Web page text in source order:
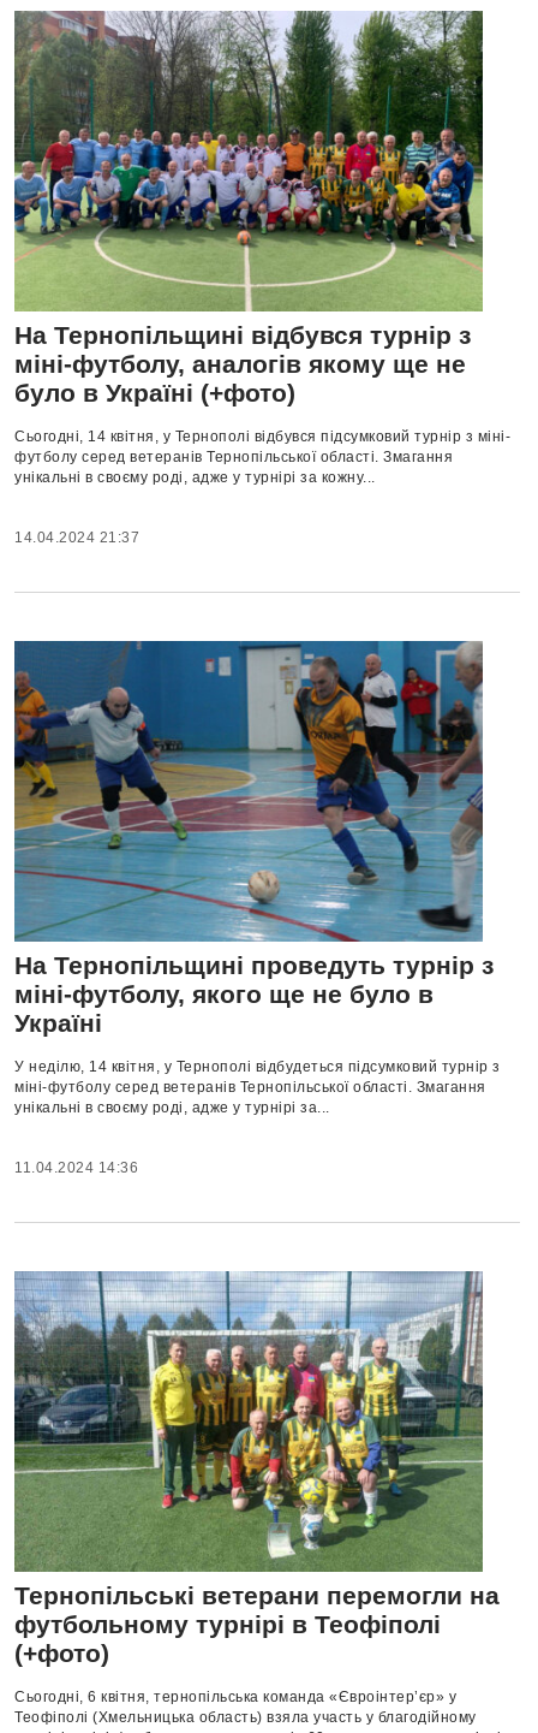
На Тернопільщині відбувся турнір з
міні-футболу, аналогів якому ще не
було в Україні (+фото)
Сьогодні, 14 квітня, у Тернополі відбувся підсумковий турнір з міні-
футболу серед ветеранів Тернопільської області. Змагання
унікальні в своєму роді, адже у турнірі за кожну...
14.04.2024 21:37
На Тернопільщині проведуть турнір з
міні-футболу, якого ще не було в
Україні
У неділю, 14 квітня, у Тернополі відбудеться підсумковий турнір з
міні-футболу серед ветеранів Тернопільської області. Змагання
унікальні в своєму роді, адже у турнірі за...
11.04.2024 14:36
Тернопільські ветерани перемогли на
футбольному турнірі в Теофіполі
(+фото)
Сьогодні, 6 квітня, тернопільська команда «Євроінтер’єр» у
Теофіполі (Хмельницька область) взяла участь у благодійному